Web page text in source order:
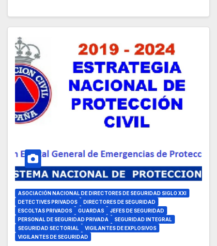
ASOCIACIÓN NACIONAL DE DIRECTORES DE SEGURIDAD SIGLO XXI
DETECTIVES PRIVADOS
DIRECTORES DE SEGURIDAD
ESCOLTAS PRIVADOS
GUARDAS
JEFES DE SEGURIDAD
PERSONAL DE SEGURIDAD PRIVADA
SEGURIDAD INTEGRAL
SEGURIDAD SECTORIAL
VIGILANTES DE EXPLOSIVOS
VIGILANTES DE SEGURIDAD